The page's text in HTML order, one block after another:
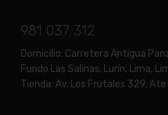
981 037 312
Domicilio: Carretera Antigua
Fundo Las Salinas, Lurín, Lima,
Tienda: Av. Los Frutales 329,